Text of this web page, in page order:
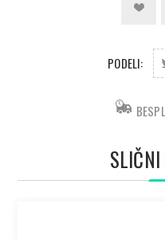
PODELI: